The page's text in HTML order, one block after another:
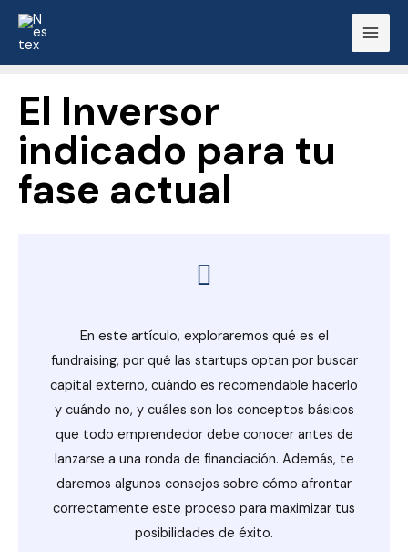
contenido
El Inversor
indicado para tu
fase actual
En este artículo, exploraremos qué es el
fundraising, por qué las startups optan por buscar
capital externo, cuándo es recomendable hacerlo
y cuándo no, y cuáles son los conceptos básicos
que todo emprendedor debe conocer antes de
lanzarse a una ronda de financiación. Además, te
daremos algunos consejos sobre cómo afrontar
correctamente este proceso para maximizar tus
posibilidades de éxito.